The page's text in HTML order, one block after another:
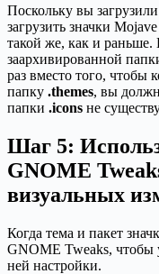
Поскольку вы
загрузить значки
такой же, как и раньше.
заархивированной
раз вместо того, чтобы
папку .themes, вы
папки .icons не
Шаг 5:
GNOME
визуальных
Когда тема и пакет
GNOME Tweaks, чтобы
ней настройки.